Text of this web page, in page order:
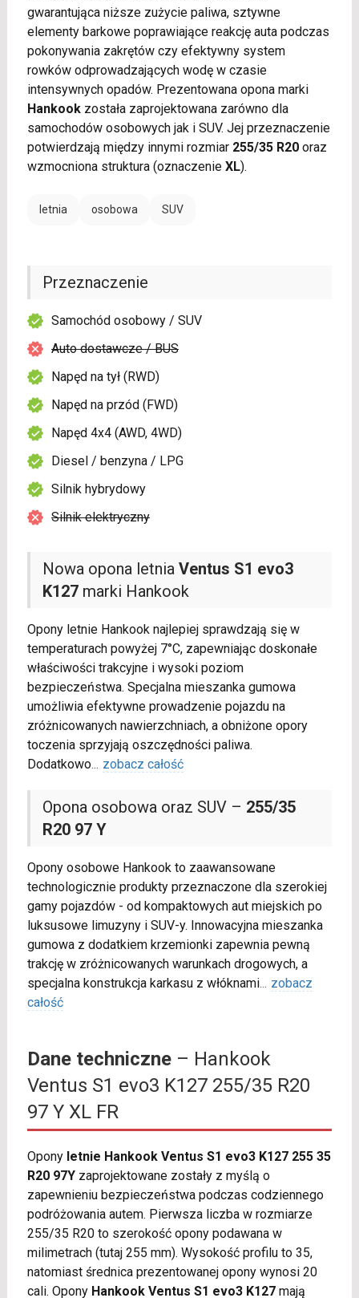
gwarantująca niższe zużycie paliwa, sztywne
elementy barkowe poprawiające reakcję auta podczas
pokonywania zakrętów czy efektywny system
rowków odprowadzających wodę w czasie
intensywnych opadów. Prezentowana opona marki
Hankookzostała zaprojektowana zarówno dla
samochodów osobowych jak i SUV. Jej przeznaczenie
potwierdzają między innymi rozmiar 255/35 R20oraz
wzmocniona struktura (oznaczenie XL).
letnia osobowa SUV
Nowa opona letnia Ventus S1 evo3
K127marki Hankook
Opony letnie Hankook najlepiej sprawdzają się w
temperaturach powyżej 7°C, zapewniając doskonałe
właściwości trakcyjne i wysoki poziom
bezpieczeństwa. Specjalna mieszanka gumowa
umożliwia efektywne prowadzenie pojazdu na
zróżnicowanych nawierzchniach, a obniżone opory
toczenia sprzyjają oszczędności paliwa.
Dodatkowo... zobacz całość
Opona osobowa oraz SUV – 255/35
R20 97 Y
Opony osobowe Hankook to zaawansowane
technologicznie produkty przeznaczone dla szerokiej
gamy pojazdów - od kompaktowych aut miejskich po
luksusowe limuzyny i SUV-y. Innowacyjna mieszanka
gumowa z dodatkiem krzemionki zapewnia pewną
trakcję w zróżnicowanych warunkach drogowych, a
specjalna konstrukcja karkasu z włóknami... zobacz
całość
Przeznaczenie
Samochód osobowy / SUV
Auto dostawcze / BUS
Napęd na tył (RWD)
Napęd na przód (FWD)
Napęd 4x4 (AWD, 4WD)
Diesel / benzyna / LPG
Silnik hybrydowy
Silnik elektryczny
Dane techniczne– Hankook
Ventus S1 evo3 K127 255/35 R20
97 Y XL FR
Opony letnie Hankook Ventus S1 evo3 K127 255 35
R20 97Yzaprojektowane zostały z myślą o
zapewnieniu bezpieczeństwa podczas codziennego
podróżowania autem. Pierwsza liczba w rozmiarze
255/35 R20 to szerokość opony podawana w
milimetrach (tutaj 255 mm). Wysokość profilu to 35,
natomiast średnica prezentowanej opony wynosi 20
cali. Opony Hankook Ventus S1 evo3 K127mają